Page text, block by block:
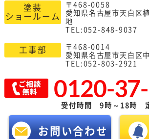
塗装
ショールーム
〒468-0058
愛知県名古屋市天白区
地
TEL:052-848-9037
工事部
〒468-0014
愛知県名古屋市天白区
TEL:052-803-2921
0120-
受付時間 9時～18時
お問い合わせ